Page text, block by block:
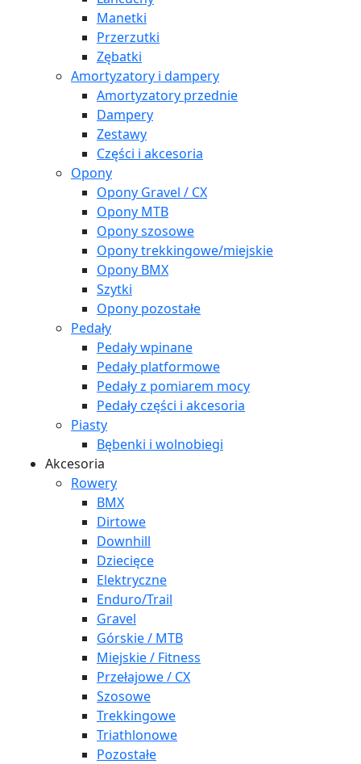
Manetki
Przerzutki
Zębatki
Amortyzatory i dampery
Amortyzatory przednie
Dampery
Zestawy
Części i akcesoria
Opony
Opony Gravel / CX
Opony MTB
Opony szosowe
Opony trekkingowe/miejskie
Opony BMX
Szytki
Opony pozostałe
Pedały
Pedały wpinane
Pedały platformowe
Pedały z pomiarem mocy
Pedały części i akcesoria
Piasty
Bębenki i wolnobiegi
Akcesoria
Rowery
BMX
Dirtowe
Downhill
Dziecięce
Elektryczne
Enduro/Trail
Gravel
Górskie / MTB
Miejskie / Fitness
Przełajowe / CX
Szosowe
Trekkingowe
Triathlonowe
Pozostałe